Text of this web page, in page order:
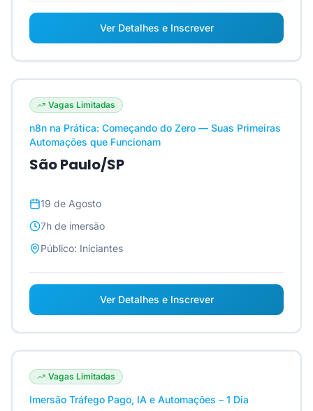
Ver Detalhes e Inscrever
Vagas Limitadas
n8n na Prática: Começando do Zero — Suas Primeiras
Automações que Funcionam
São Paulo/SP
19 de Agosto
7h de imersão
Público: Iniciantes
Ver Detalhes e Inscrever
Vagas Limitadas
Imersão Tráfego Pago, IA e Automações – 1 Dia